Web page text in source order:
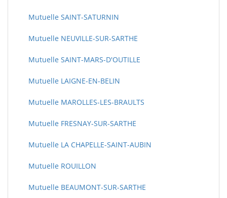
Mutuelle SAINT-SATURNIN
Mutuelle NEUVILLE-SUR-SARTHE
Mutuelle SAINT-MARS-D'OUTILLE
Mutuelle LAIGNE-EN-BELIN
Mutuelle MAROLLES-LES-BRAULTS
Mutuelle FRESNAY-SUR-SARTHE
Mutuelle LA CHAPELLE-SAINT-AUBIN
Mutuelle ROUILLON
Mutuelle BEAUMONT-SUR-SARTHE